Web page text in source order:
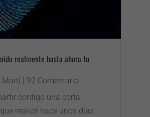
realmente hasta ahora tu
Martí | 92 Comentario
contigo una corta
realicé hace unos días